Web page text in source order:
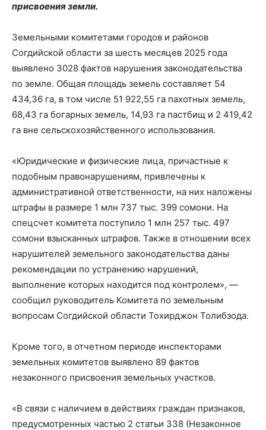
присвоения земли.
Земельными комитетами городов и районов
Согдийской области за шесть месяцев 2025 года
выявлено 3028 фактов нарушения законодательства
по земле. Общая площадь земель составляет 54
434,36 га, в том числе 51 922,55 га пахотных земель,
68,43 га богарных земель, 14,93 га пастбищ и 2 419,42
га вне сельскохозяйственного использования.
«Юридические и физические лица, причастные к
подобным правонарушениям, привлечены к
административной ответственности, на них наложены
штрафы в размере 1 млн 737 тыс. 399 сомони. На
спецсчет комитета поступило 1 млн 257 тыс. 497
сомони взысканных штрафов. Также в отношении всех
нарушителей земельного законодательства даны
рекомендации по устранению нарушений,
выполнение которых находится под контролем», —
сообщил руководитель Комитета по земельным
вопросам Согдийской области Тохирджон Толибзода.
Кроме того, в отчетном периоде инспекторами
земельных комитетов выявлено 89 фактов
незаконного присвоения земельных участков.
«В связи с наличием в действиях граждан признаков,
предусмотренных частью 2 статьи 338 (Незаконное